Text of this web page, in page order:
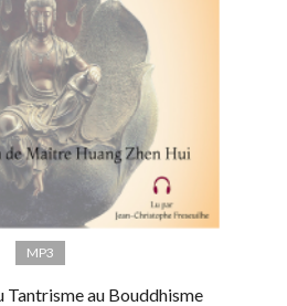
MP3
Tantrisme au Bouddhisme